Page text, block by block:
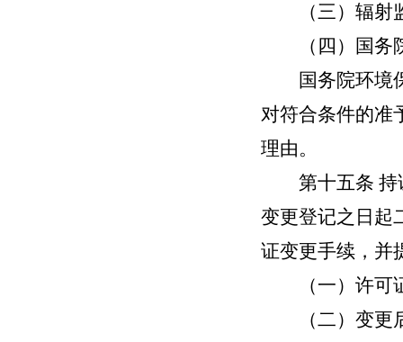
（三）辐射
（四）国务院
国务院环境保
对符合条件的准
理由。
第十五条 持
变更登记之日起
证变更手续，并
（一）许可
（二）变更后